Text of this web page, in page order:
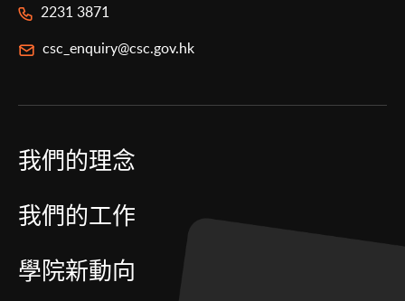
2231 3871
csc_enquiry@csc.gov.hk
我們的理念
我們的工作
學院新動向